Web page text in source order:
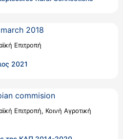
Επιτροπή
2021
Επιτροπή, Κοινή Αγροτική